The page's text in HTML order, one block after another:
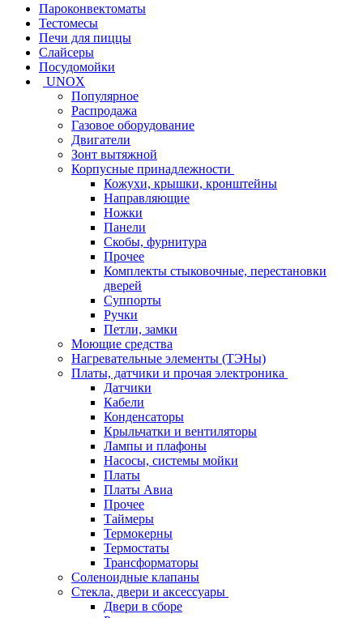
Пароконвектоматы
Тестомесы
Печи для пиццы
Слайсеры
Посудомойки
UNOX
Популярное
Распродажа
Газовое оборудование
Двигатели
Зонт вытяжной
Корпусные принадлежности
Кожухи, крышки, кронштейны
Направляющие
Ножки
Панели
Cкобы, фурнитура
Прочее
Комплекты стыковочные, перестановки
дверей
Суппорты
Ручки
Петли, замки
Моющие средства
Нагревательные элементы (ТЭНы)
Платы, датчики и прочая электроника
Датчики
Кабели
Конденсаторы
Крыльчатки и вентиляторы
Лампы и плафоны
Насосы, системы мойки
Платы
Платы Авиа
Прочее
Таймеры
Термокерны
Термостаты
Трансформаторы
Соленоидные клапаны
Стекла, двери и аксессуары
Двери в сборе